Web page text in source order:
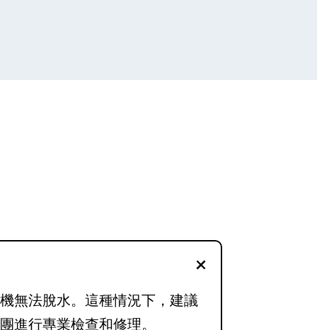
無法脫水。這種情況下，建議
進行專業檢查和修理。